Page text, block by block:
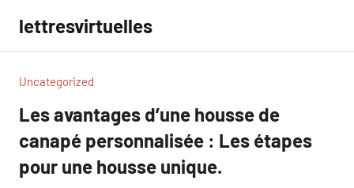
contenu
lettresvirtuelles
Uncategorized
Les avantages d’une housse de
canapé personnalisée : Les étapes
pour une housse unique.